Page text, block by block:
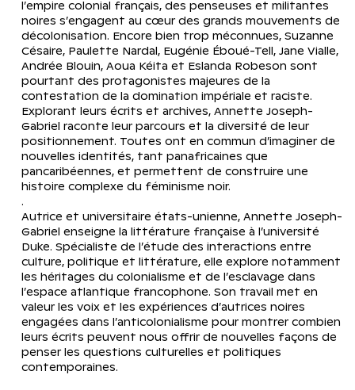
l’empire colonial français, des penseuses et militantes
noires s’engagent au cœur des grands mouvements de
décolonisation. Encore bien trop méconnues, Suzanne
Césaire, Paulette Nardal, Eugénie Éboué-Tell, Jane Vialle,
Andrée Blouin, Aoua Kéita et Eslanda Robeson sont
pourtant des protagonistes majeures de la
contestation de la domination impériale et raciste.
Explorant leurs écrits et archives, Annette Joseph-
Gabriel raconte leur parcours et la diversité de leur
positionnement. Toutes ont en commun d’imaginer de
nouvelles identités, tant panafricaines que
pancaribéennes, et permettent de construire une
histoire complexe du féminisme noir.
.
Autrice et universitaire états-unienne, Annette Joseph-
Gabriel enseigne la littérature française à l’université
Duke. Spécialiste de l’étude des interactions entre
culture, politique et littérature, elle explore notamment
les héritages du colonialisme et de l’esclavage dans
l’espace atlantique francophone. Son travail met en
valeur les voix et les expériences d’autrices noires
engagées dans l’anticolonialisme pour montrer combien
leurs écrits peuvent nous offrir de nouvelles façons de
penser les questions culturelles et politiques
contemporaines.